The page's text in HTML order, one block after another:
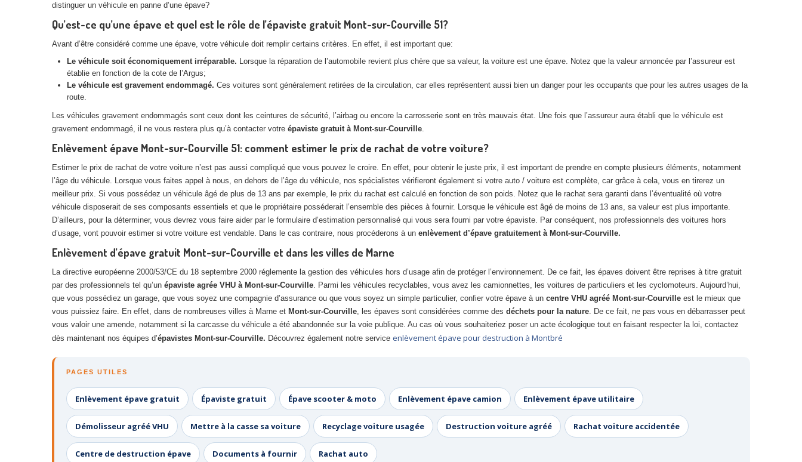
distinguer un véhicule en panne d’une épave?
Qu’est-ce qu’une épave et quel est le rôle de l’épaviste gratuit Mont-sur-Courville 51?
Avant d’être considéré comme une épave, votre véhicule doit remplir certains critères. En effet, il est important que:
Le véhicule soit économiquement irréparable. Lorsque la réparation de l’automobile revient plus chère que sa valeur, la voiture est une épave. Notez que la valeur annoncée par l’assureur est
établie en fonction de la cote de l’Argus;
Le véhicule est gravement endommagé. Ces voitures sont généralement retirées de la circulation, car elles représentent aussi bien un danger pour les occupants que pour les autres usages de la
route.
Les véhicules gravement endommagés sont ceux dont les ceintures de sécurité, l’airbag ou encore la carrosserie sont en très mauvais état. Une fois que l’assureur aura établi que le véhicule est
gravement endommagé, il ne vous restera plus qu’à contacter votre épaviste gratuit à Mont-sur-Courville.
Enlèvement épave Mont-sur-Courville 51: comment estimer le prix de rachat de votre voiture?
Estimer le prix de rachat de votre voiture n’est pas aussi compliqué que vous pouvez le croire. En effet, pour obtenir le juste prix, il est important de prendre en compte plusieurs éléments, notamment
l’âge du véhicule. Lorsque vous faites appel à nous, en dehors de l’âge du véhicule, nos spécialistes vérifieront également si votre auto / voiture est complète, car grâce à cela, vous en tirerez un
meilleur prix. Si vous possédez un véhicule âgé de plus de 13 ans par exemple, le prix du rachat est calculé en fonction de son poids. Notez que le rachat sera garanti dans l’éventualité où votre
véhicule disposerait de ses composants essentiels et que le propriétaire posséderait l’ensemble des pièces à fournir. Lorsque le véhicule est âgé de moins de 13 ans, sa valeur est plus importante.
D’ailleurs, pour la déterminer, vous devrez vous faire aider par le formulaire d’estimation personnalisé qui vous sera fourni par votre épaviste. Par conséquent, nos professionnels des voitures hors
d’usage, vont pouvoir estimer si votre voiture est vendable. Dans le cas contraire, nous procéderons à un enlèvement d’épave gratuitement à Mont-sur-Courville.
Enlèvement d’épave gratuit Mont-sur-Courville et dans les villes de Marne
La directive européenne 2000/53/CE du 18 septembre 2000 réglemente la gestion des véhicules hors d’usage afin de protéger l’environnement. De ce fait, les épaves doivent être reprises à titre gratuit
par des professionnels tel qu’un épaviste agrée VHU à Mont-sur-Courville. Parmi les véhicules recyclables, vous avez les camionnettes, les voitures de particuliers et les cyclomoteurs. Aujourd’hui,
que vous possédiez un garage, que vous soyez une compagnie d’assurance ou que vous soyez un simple particulier, confier votre épave à un centre VHU agréé Mont-sur-Courville est le mieux que
vous puissiez faire. En effet, dans de nombreuses villes à Marne et Mont-sur-Courville, les épaves sont considérées comme des déchets pour la nature. De ce fait, ne pas vous en débarrasser peut
vous valoir une amende, notamment si la carcasse du véhicule a été abandonnée sur la voie publique. Au cas où vous souhaiteriez poser un acte écologique tout en faisant respecter la loi, contactez
dès maintenant nos équipes d’épavistes Mont-sur-Courville. Découvrez également notre service enlèvement épave pour destruction à Montbré
PAGES UTILES
Enlèvement épave gratuit Épaviste gratuit Épave scooter & moto Enlèvement épave camion Enlèvement épave utilitaire
Démolisseur agréé VHU Mettre à la casse sa voiture Recyclage voiture usagée Destruction voiture agréé Rachat voiture accidentée
Centre de destruction épave Documents à fournir Rachat auto